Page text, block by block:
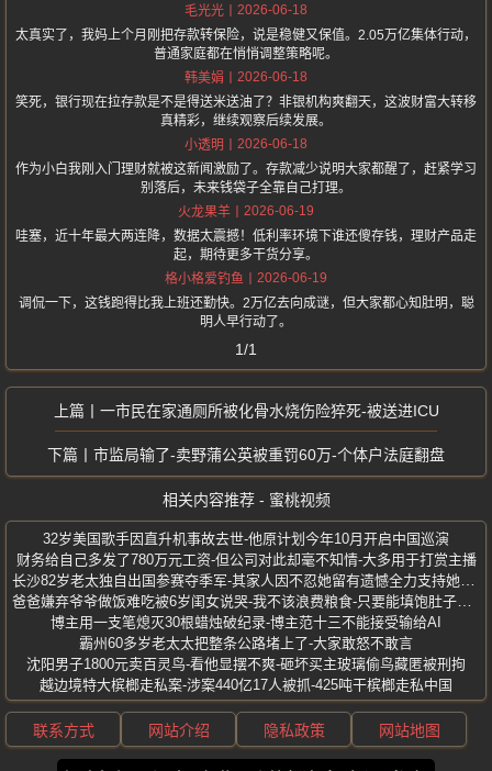
毛光光
2026-06-18
太真实了，我妈上个月刚把存款转保险，说是稳健又保值。2.05万亿集体行动，
普通家庭都在悄悄调整策略呢。
韩美娟
2026-06-18
笑死，银行现在拉存款是不是得送米送油了？非银机构爽翻天，这波财富大转移
真精彩，继续观察后续发展。
小透明
2026-06-18
作为小白我刚入门理财就被这新闻激励了。存款减少说明大家都醒了，赶紧学习
别落后，未来钱袋子全靠自己打理。
火龙果羊
2026-06-19
哇塞，近十年最大两连降，数据太震撼！低利率环境下谁还傻存钱，理财产品走
起，期待更多干货分享。
格小格爱钓鱼
2026-06-19
调侃一下，这钱跑得比我上班还勤快。2万亿去向成谜，但大家都心知肚明，聪
明人早行动了。
1/1
一市民在家通厕所被化骨水烧伤险猝死-被送进ICU
市监局输了-卖野蒲公英被重罚60万-个体户法庭翻盘
相关内容推荐 - 蜜桃视频
32岁美国歌手因直升机事故去世-他原计划今年10月开启中国巡演
财务给自己多发了780万元工资-但公司对此却毫不知情-大多用于打赏主播
博主用一支笔熄灭30根蜡烛破纪录-博主范十三不能接受输给AI
霸州60多岁老太太把整条公路堵上了-大家敢怒不敢言
沈阳男子1800元卖百灵鸟-看他显摆不爽-砸坏买主玻璃偷鸟藏匿被刑拘
越边境特大槟榔走私案-涉案440亿17人被抓-425吨干槟榔走私中国
联系方式 网站介绍 隐私政策 网站地图